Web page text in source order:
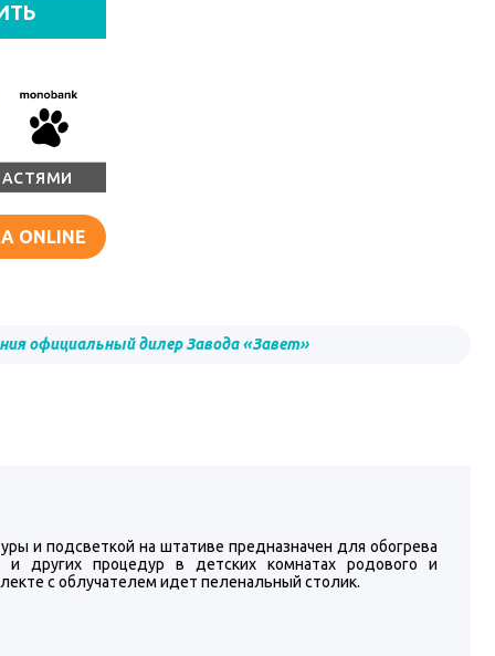
ONLINE
официальный дилер Завода «Завет»
и подсветкой на штативе предназначен для обогрева
и других процедур в детских комнатах родового и
с облучателем идет пеленальный столик.